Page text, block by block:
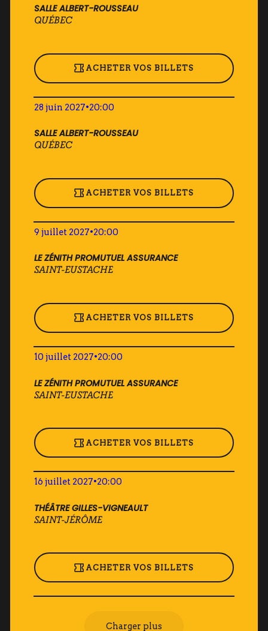
SALLE ALBERT-ROUSSEAU
QUÉBEC
ACHETER VOS BILLETS
28 juin 2027•20:00
SALLE ALBERT-ROUSSEAU
QUÉBEC
ACHETER VOS BILLETS
9 juillet 2027•20:00
LE ZÉNITH PROMUTUEL ASSURANCE
SAINT-EUSTACHE
ACHETER VOS BILLETS
10 juillet 2027•20:00
LE ZÉNITH PROMUTUEL ASSURANCE
SAINT-EUSTACHE
ACHETER VOS BILLETS
16 juillet 2027•20:00
THÉÂTRE GILLES-VIGNEAULT
SAINT-JÉRÔME
ACHETER VOS BILLETS
Charger plus